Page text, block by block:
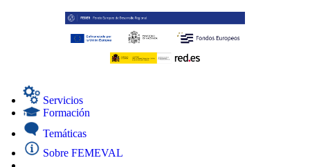
Servicios
Formación
Temáticas
Sobre FEMEVAL